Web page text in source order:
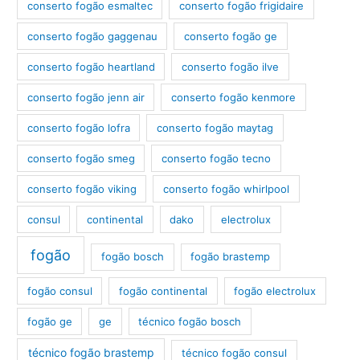
conserto fogão esmaltec conserto fogão frigidaire
conserto fogão gaggenau conserto fogão ge
conserto fogão heartland conserto fogão ilve
conserto fogão jenn air conserto fogão kenmore
conserto fogão lofra conserto fogão maytag
conserto fogão smeg conserto fogão tecno
conserto fogão viking conserto fogão whirlpool
consul continental dako electrolux
fogão fogão bosch fogão brastemp
fogão consul fogão continental fogão electrolux
fogão ge ge técnico fogão bosch
técnico fogão brastemp técnico fogão consul